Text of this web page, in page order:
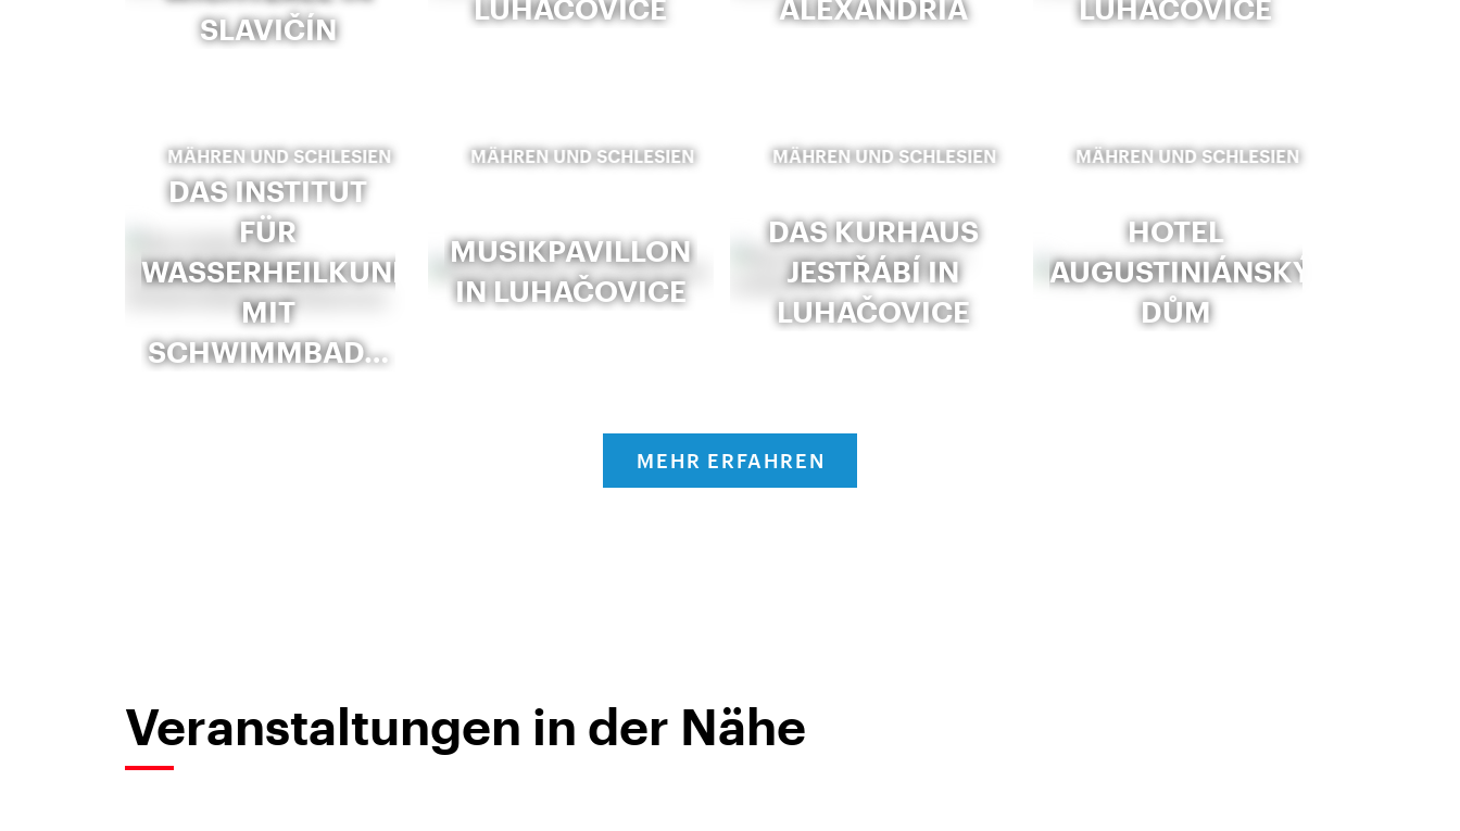
SLAVIČÍN
LUHAČOVICE
ALEXANDRIA
LUHAČOVICE
MÄHREN UND SCHLESIEN
DAS INSTITUT
FÜR
WASSERHEILKUNDE
MIT
SCHWIMMBAD…
MÄHREN UND SCHLESIEN
MUSIKPAVILLON
IN LUHAČOVICE
MÄHREN UND SCHLESIEN
DAS KURHAUS
JESTŘÁBÍ IN
LUHAČOVICE
MÄHREN UND SCHLESIEN
HOTEL
AUGUSTINIÁNSKÝ
DŮM
MEHR ERFAHREN
Veranstaltungen in der Nähe